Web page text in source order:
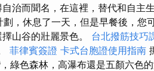
治而聞名，在這裡，替代和自主
，休息了一天，但是早餐後，您
山谷的壯麗景色。 台北撥筋技巧
菲律賓簽證 卡式台胞證使用指南
綠色森林，高瀑布還是五顏六色